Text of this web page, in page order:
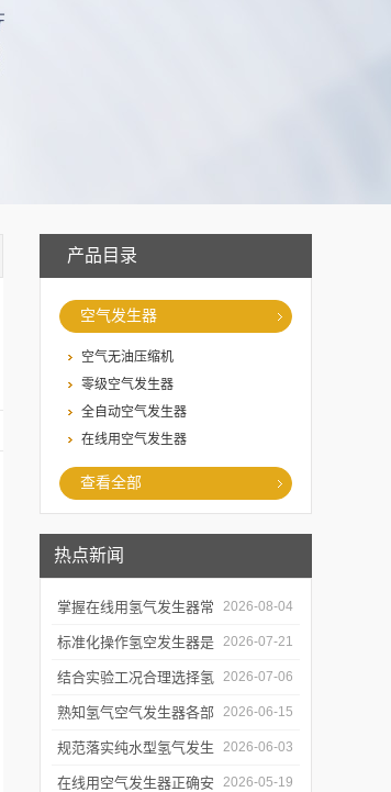
产品目录
空气发生器
空气无油压缩机
零级空气发生器
全自动空气发生器
在线用空气发生器
查看全部
热点新闻
掌握在线用氢气发生器常
见故障处理方式有效降低
生产线停机概率
2026-08-04
标准化操作氢空发生器是
确保实验气源供给稳定合
规的关键前提
2026-07-21
结合实验工况合理选择氢
气空气发生器满足实验室
长期稳定用气需求
2026-07-06
熟知氢气空气发生器各部
件功能与特性维持实验供
气工况稳定
2026-06-15
规范落实纯水型氢气发生
器操作流程是保障实验供
2026-06-03
在线用空气发生器正确安 2026-05-19